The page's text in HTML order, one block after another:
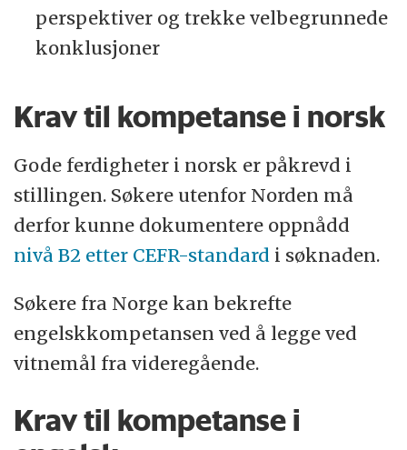
perspektiver og trekke velbegrunnede
konklusjoner
Krav til kompetanse i norsk
Gode ferdigheter i norsk er påkrevd i
stillingen. Søkere utenfor Norden må
derfor kunne dokumentere oppnådd
nivå B2 etter CEFR-standard i søknaden.
Søkere fra Norge kan bekrefte
engelskkompetansen ved å legge ved
vitnemål fra videregående.
Krav til kompetanse i